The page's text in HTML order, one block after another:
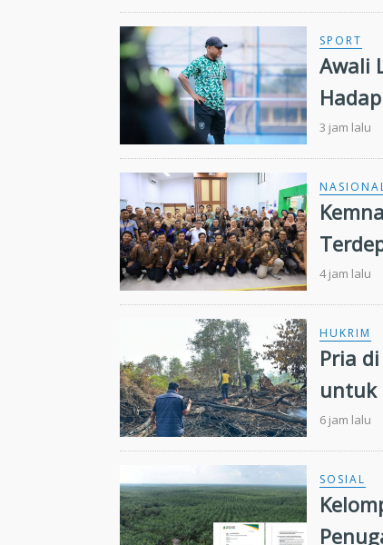
SPORT
Awali
3 jam lalu
4 jam lalu
HUKRIM
Pria
untuk
6 jam lalu
SOSIAL